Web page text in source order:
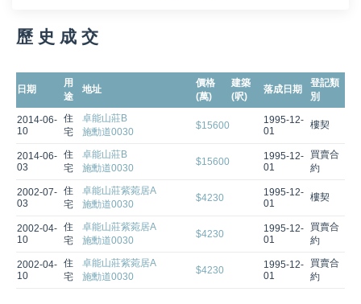
歷 史 成 交
日期
用
途
地址
價格
(萬)
建築
(呎)
落成日期
登記類
別
2014-06-
10
住
宅
卓能山莊B
施勳道0030
$15600
1995-12-
01
樓契
2014-06-
03
住
宅
卓能山莊B
施勳道0030
$15600
1995-12-
01
買賣合
約
2002-07-
03
住
宅
卓能山莊紫菀居A
施勳道0030
$4230
1995-12-
01
樓契
2002-04-
10
住
宅
卓能山莊紫菀居A
施勳道0030
$4230
1995-12-
01
買賣合
約
2002-04-
10
住
宅
卓能山莊紫菀居A
施勳道0030
$4230
1995-12-
01
買賣合
約